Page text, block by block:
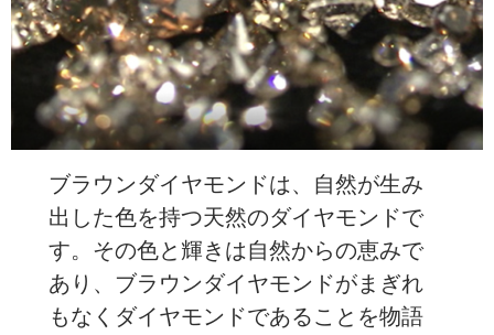
ブラウンダイヤモンドは、自然が生み
出した色を持つ天然のダイヤモンドで
す。その色と輝きは自然からの恵みで
あり、ブラウンダイヤモンドがまぎれ
もなくダイヤモンドであることを物語